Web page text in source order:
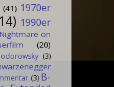
(41) 1970er
1990er
on
(20)
(3)
(3) B-